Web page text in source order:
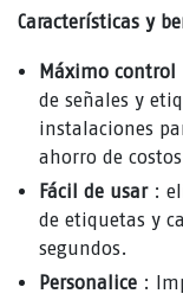
Características y
Máximo control
de señales y
instalaciones
ahorro de
Fácil de usar:
de etiquetas y
segundos.
Personalice :